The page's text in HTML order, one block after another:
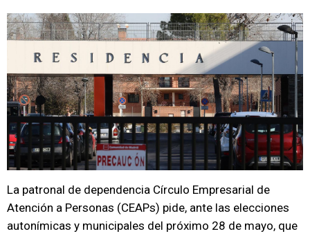
La patronal de dependencia Círculo Empresarial de
Atención a Personas (CEAPs) pide, ante las elecciones
autonímicas y municipales del próximo 28 de mayo, que